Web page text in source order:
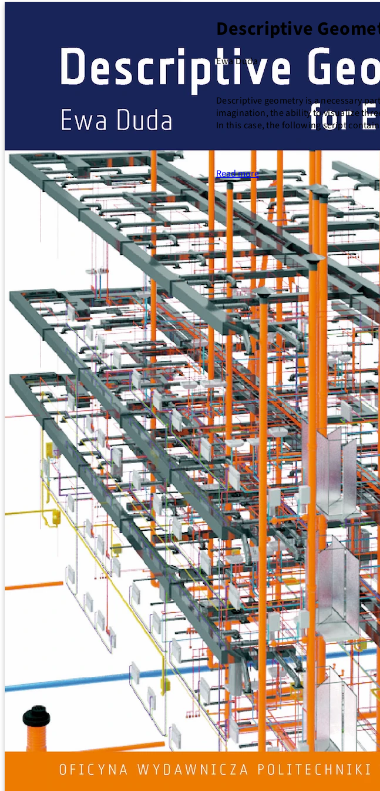
Descriptive
Ewa Duda
Descriptive geometry is a necessary
imagination, the ability to visualize
In this case, the following script
Read more